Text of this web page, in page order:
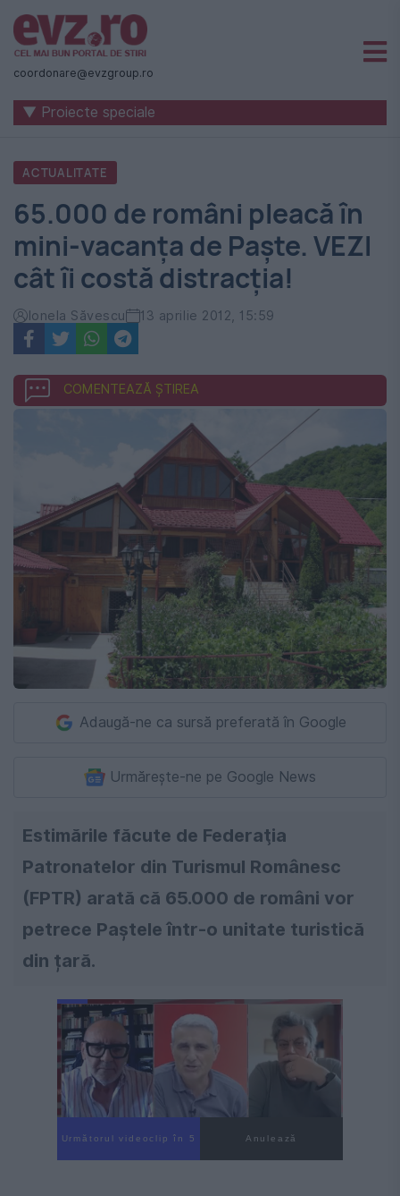
Știri
naționale
internaționale
România
-
Evenimentul
Zilei
coordonare@evzgroup.ro
▼ Proiecte speciale
ACTUALITATE
65.000 de români pleacă în
mini-vacanța de Paște. VEZI
cât îi costă distracția!
Ionela Săvescu 13 aprilie 2012, 15:59
COMENTEAZĂ ȘTIREA
Adaugă-ne ca sursă preferată în Google
Urmărește-ne pe Google News
Estimările făcute de Federaţia
Patronatelor din Turismul Românesc
(FPTR) arată că 65.000 de români vor
petrece Paștele într-o unitate turistică
din țară.
Următorul videoclip în 4 Anulează